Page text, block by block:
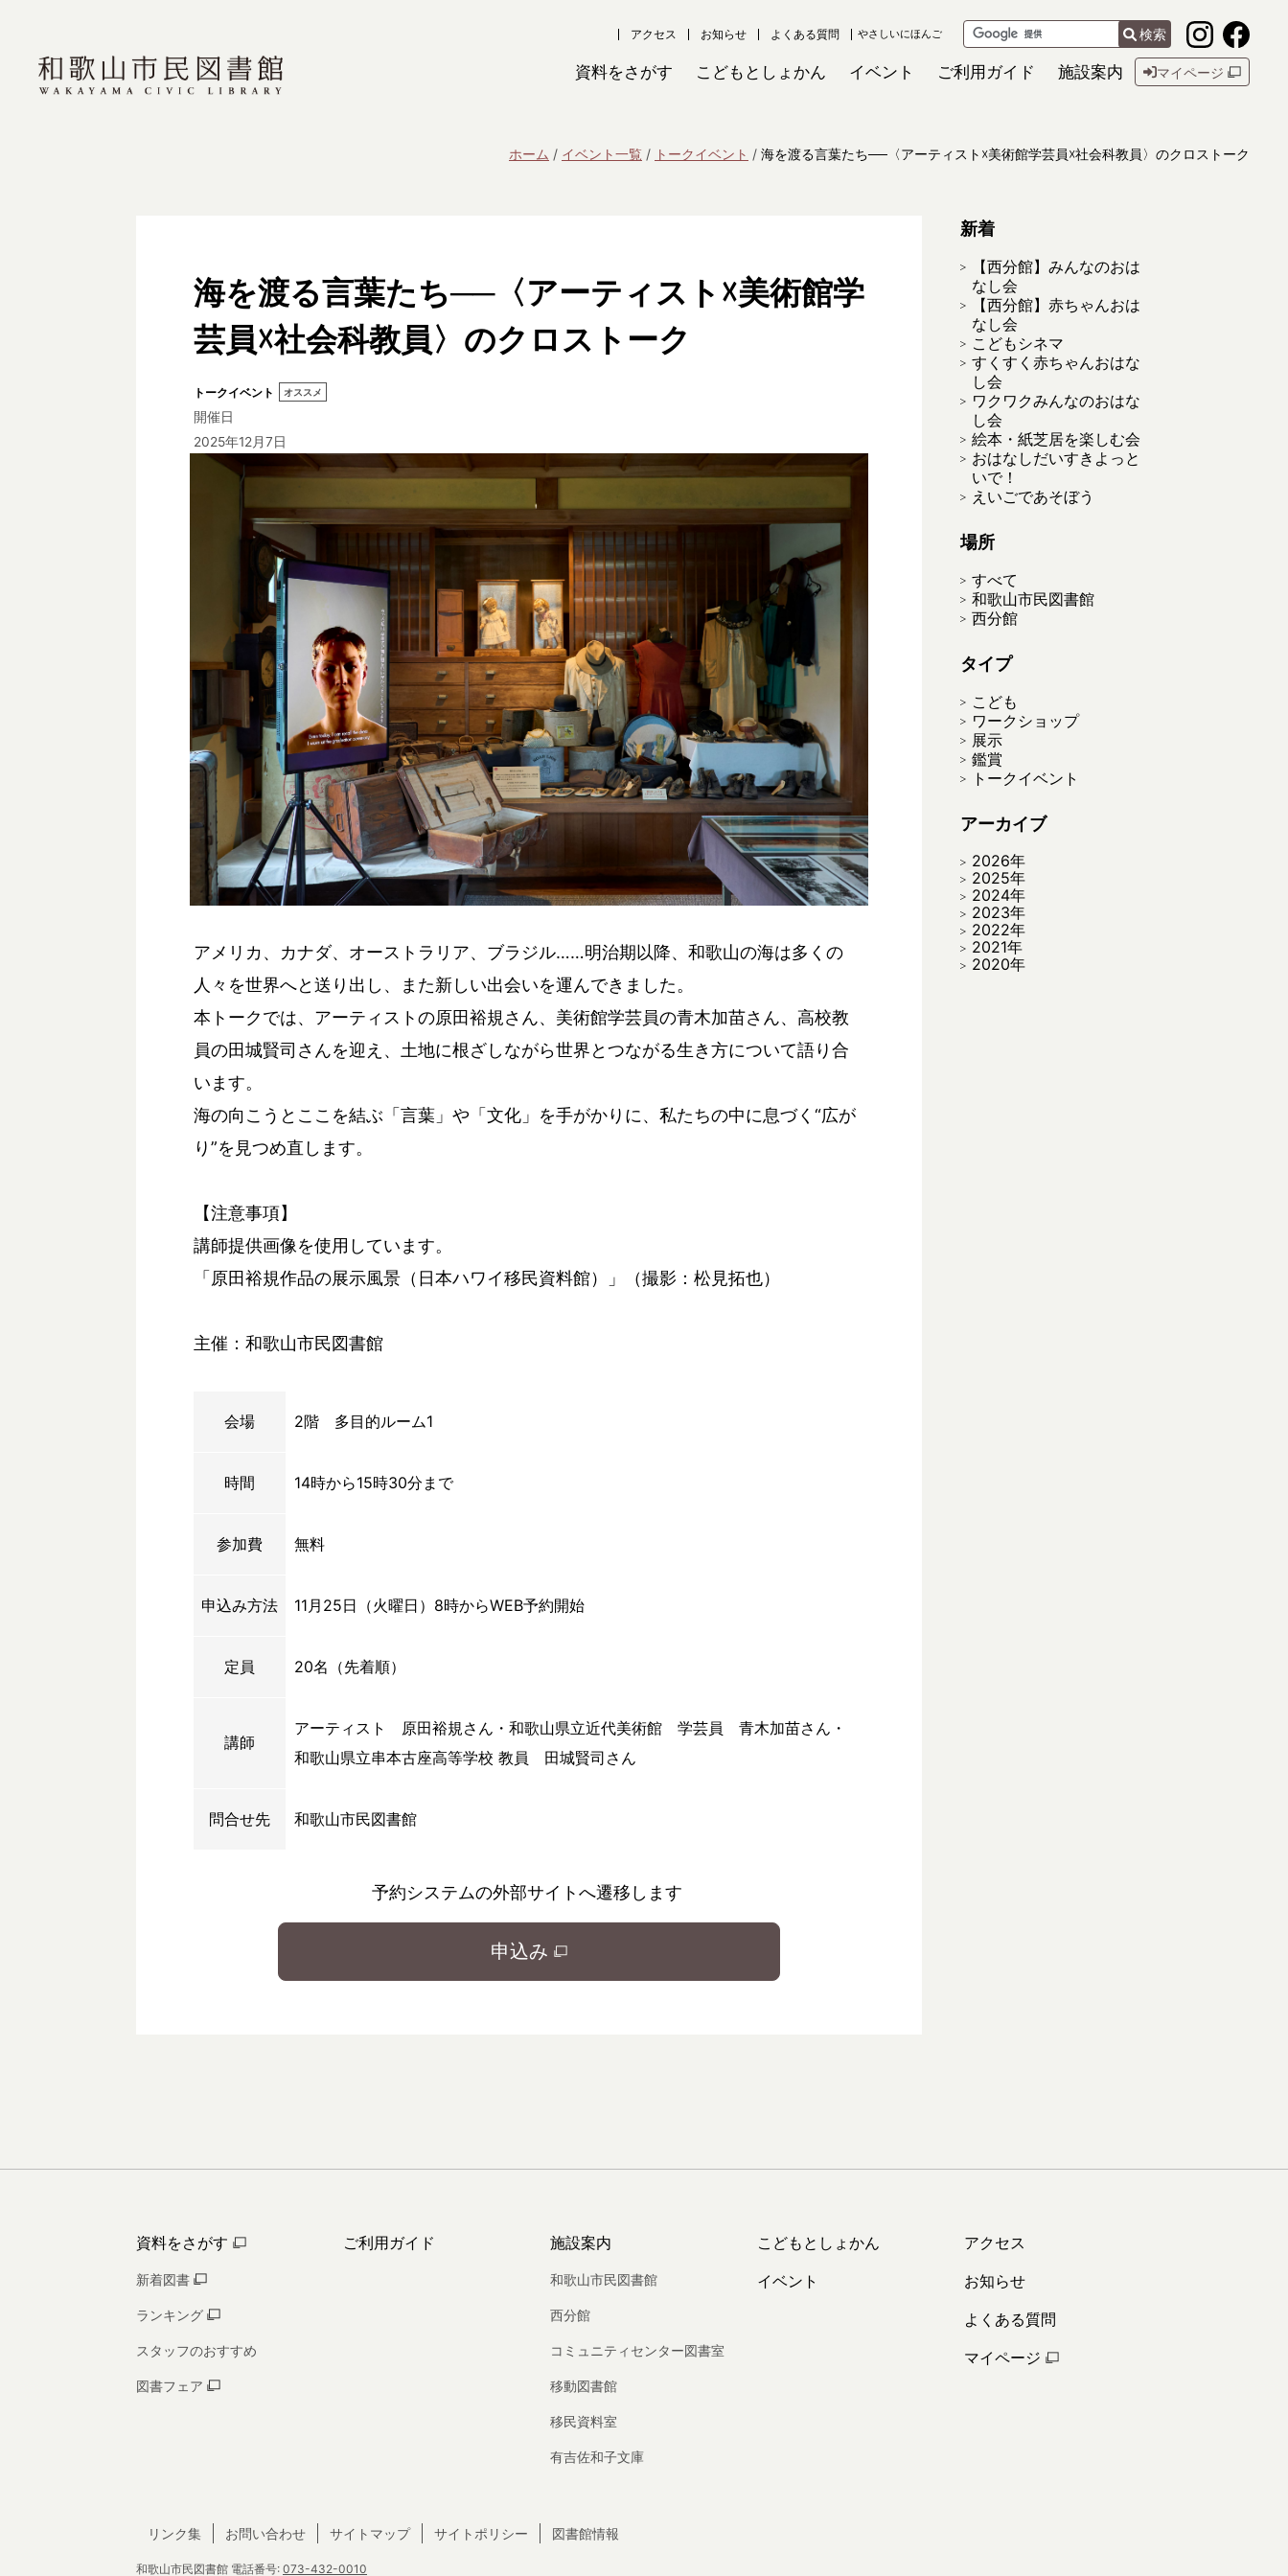
アクセス お知らせ よくある質問 やさしいにほんご 検索
資料をさがす こどもとしょかん イベント ご利用ガイド 施設案内 マイページ
ホーム イベント一覧 トークイベント 海を渡る言葉たち──〈アーティスト☓美術館学芸員☓社会科教員〉のクロストーク
海を渡る言葉たち──〈アーティスト☓美術館学
芸員☓社会科教員〉のクロストーク
トークイベント オススメ
開催日
2025年12月7日
アメリカ、カナダ、オーストラリア、ブラジル……明治期以降、和歌山の海は多くの
人々を世界へと送り出し、また新しい出会いを運んできました。
本トークでは、アーティストの原田裕規さん、美術館学芸員の青木加苗さん、高校教
員の田城賢司さんを迎え、土地に根ざしながら世界とつながる生き方について語り合
います。
海の向こうとここを結ぶ「言葉」や「文化」を手がかりに、私たちの中に息づく“広が
り”を見つめ直します。
【注意事項】
講師提供画像を使用しています。
「原田裕規作品の展示風景（日本ハワイ移民資料館）」（撮影：松見拓也）
主催：和歌山市民図書館
会場 2階 多目的ルーム1
時間 14時から15時30分まで
参加費 無料
申込み方法 11月25日（火曜日）8時からWEB予約開始
定員 20名（先着順）
講師
アーティスト 原田裕規さん・和歌山県立近代美術館 学芸員 青木加苗さん・
和歌山県立串本古座高等学校 教員 田城賢司さん
問合せ先 和歌山市民図書館
予約システムの外部サイトへ遷移します
申込み
新着
【西分館】みんなのおは
なし会
【西分館】赤ちゃんおは
なし会
こどもシネマ
すくすく赤ちゃんおはな
し会
ワクワクみんなのおはな
し会
絵本・紙芝居を楽しむ会
おはなしだいすきよっと
いで！
えいごであそぼう
場所
すべて
和歌山市民図書館
西分館
タイプ
こども
ワークショップ
展示
鑑賞
トークイベント
アーカイブ
2026年
2025年
2024年
2023年
2022年
2021年
2020年
資料をさがす
新着図書
ランキング
スタッフのおすすめ
図書フェア
ご利用ガイド 施設案内
和歌山市民図書館
西分館
コミュニティセンター図書室
移動図書館
移民資料室
有吉佐和子文庫
こどもとしょかん
イベント
アクセス
お知らせ
よくある質問
マイページ
和歌山市民図書館 電話番号: 073-432-0010
リンク集 お問い合わせ サイトマップ サイトポリシー 図書館情報